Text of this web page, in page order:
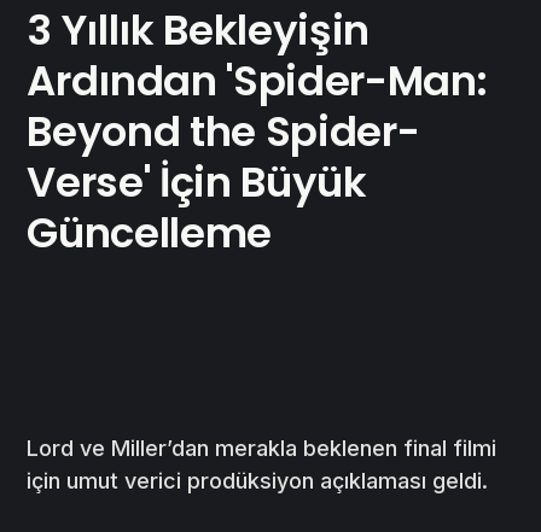
3 Yıllık Bekleyişin
Ardından 'Spider-Man:
Beyond the Spider-
Verse' İçin Büyük
Güncelleme
Lord ve Miller’dan merakla beklenen final filmi
için umut verici prodüksiyon açıklaması geldi.